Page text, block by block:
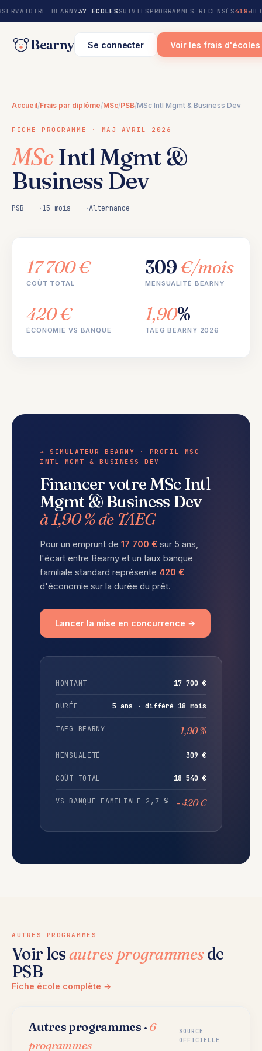
contenu BEARNY37 ÉCOLES SUIVIES PROGRAMMES RECENSÉS418
Bearny Se connecter Voir les frais d'écoles
Accueil/Frais par diplôme/MSc/PSB/MSc Intl Mgmt & Business Dev
FICHE PROGRAMME · MAJ AVRIL 2026
MScIntl Mgmt &
Business Dev
PSB 15 mois Alternance
17 700 €
COÛT TOTAL
309€/mois
MENSUALITÉ BEARNY
420 €
ÉCONOMIE VS BANQUE
1,90%
TAEG BEARNY 2026
→ SIMULATEUR BEARNY · PROFIL MSC
INTL MGMT & BUSINESS DEV
Financer votre MSc Intl
Mgmt & Business Dev
à 1,90 % de TAEG
Pour un emprunt de 17 700 € sur 5 ans,
l'écart entre Bearny et un taux banque
familiale standard représente 420 €
d'économie sur la durée du prêt.
Lancer la mise en concurrence →
MONTANT 17 700 €
DURÉE 5 ans · différé 18 mois
TAEG BEARNY 1,90 %
MENSUALITÉ 309 €
COÛT TOTAL 18 540 €
VS BANQUE FAMILIALE 2,7 % - 420 €
AUTRES PROGRAMMES
Voir lesautres programmesde
PSB
Fiche école complète →
Autres programmes · 6
programmes
SOURCE
OFFICIELLE